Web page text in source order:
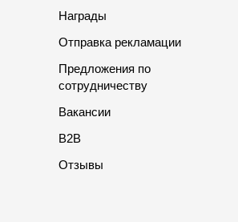
Награды
Отправка рекламации
Предложения по
сотрудничеству
Вакансии
B2B
Отзывы